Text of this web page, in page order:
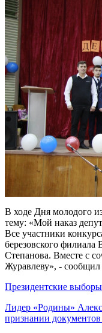
В ходе Дня молодого
тему: «Мой наказ
Все участники
березовского
Степанова. Вместе с
Журавлеву», -
Президентские
Лидер «Родины»
признании